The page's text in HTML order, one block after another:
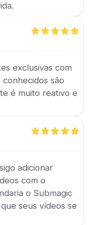
exclusivas com
são
é muito reativo e
adicionar
com o
o Submagic
seus vídeos se